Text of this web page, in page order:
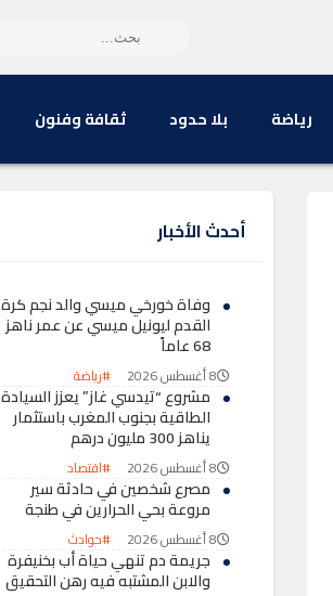
رياضة بلا حدود ثقافة وفنون
أحدث الأخبار
وفاة خورخي ميسي والد نجم كرة
القدم ليونيل ميسي عن عمر ناهز
68 عاماً
8 أغسطس 2026 #رياضة
مشروع “تيدسي غاز” يعزز السيادة
الطاقية بجنوب المغرب باستثمار
يناهز 300 مليون درهم
8 أغسطس 2026 #اقتصاد
مصرع شخصين في حادثة سير
مروعة بحي الحرارين في طنجة
8 أغسطس 2026 #حوادث
جريمة دم تنهي حياة أب بخنيفرة
والابن المشتبه فيه رهن التحقيق